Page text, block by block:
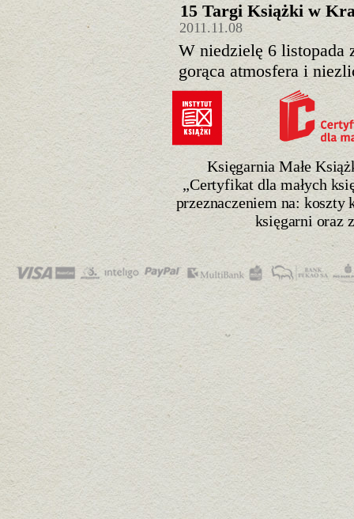
15 Targi Książki w
2011.11.08
W niedzielę 6 listopada
gorąca atmosfera i
Księgarnia Małe
„Certyfikat dla małych
przeznaczeniem na:
księgarni oraz